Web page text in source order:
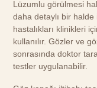
Lüzumlu görülmesi
daha detaylı bir
hastalıkları klinikleri
kullanılır. Gözler ve
sonrasında doktor
testler uygulanabilir.